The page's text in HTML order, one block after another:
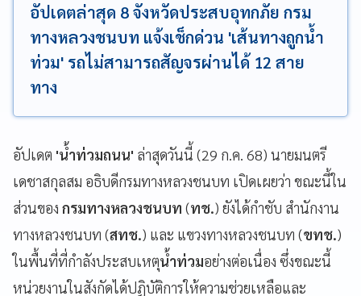
อัปเดตล่าสุด 8 จังหวัดประสบอุทกภัย กรม
ทางหลวงชนบท แจ้งเช็กด่วน 'เส้นทางถูกน้ำ
ท่วม' รถไม่สามารถสัญจรผ่านได้ 12 สาย
ทาง
อัปเดต 'น้ำท่วมถนน' ล่าสุดวันนี้ (29 ก.ค. 68) นายมนตรี
เดชาสกุลสม อธิบดีกรมทางหลวงชนบท เปิดเผยว่า ขณะนี้ใน
ส่วนของ กรมทางหลวงชนบท (ทช.) ยังได้กำชับ สำนักงาน
ทางหลวงชนบท (สทช.) และ แขวงทางหลวงชนบท (ขทช.)
ในพื้นที่ที่กำลังประสบเหตุน้ำท่วมอย่างต่อเนื่อง ซึ่งขณะนี้
หน่วยงานในสังกัดได้ปฏิบัติการให้ความช่วยเหลือและ